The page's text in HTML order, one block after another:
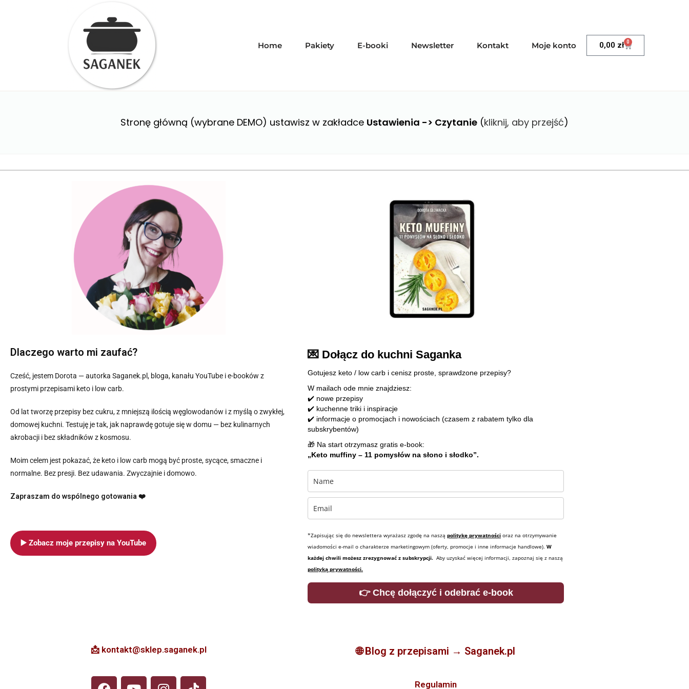
Home Pakiety E-booki Newsletter Kontakt Moje konto 0,00 zł 0
Stronę główną (wybrane DEMO) ustawisz w zakładce Ustawienia -> Czytanie (kliknij, aby przejść)
Dlaczego warto mi zaufać?
Cześć, jestem Dorota — autorka Saganek.pl, bloga, kanału YouTube i e-booków z
prostymi przepisami keto i low carb.
Od lat tworzę przepisy bez cukru, z mniejszą ilością węglowodanów i z myślą o zwykłej,
domowej kuchni. Testuję je tak, jak naprawdę gotuje się w domu — bez kulinarnych
akrobacji i bez składników z kosmosu.
Moim celem jest pokazać, że keto i low carb mogą być proste, sycące, smaczne i
normalne. Bez presji. Bez udawania. Zwyczajnie i domowo.
Zapraszam do wspólnego gotowania ❤️
▶️ Zobacz moje przepisy na YouTube
💌 Dołącz do kuchni Saganka
Gotujesz keto / low carb i cenisz proste, sprawdzone przepisy?
W mailach ode mnie znajdziesz:
✔️ nowe przepisy
✔️ kuchenne triki i inspiracje
✔️ informacje o promocjach i nowościach (czasem z rabatem tylko dla
subskrybentów)
🎁 Na start otrzymasz gratis e-book:
„Keto muffiny – 11 pomysłów na słono i słodko”.
*Zapisując się do newslettera wyrażasz zgodę na naszą politykę prywatności oraz na otrzymywanie
wiadomości e-mail o charakterze marketingowym (oferty, promocje i inne informacje handlowe). W
każdej chwili możesz zrezygnować z subskrypcji. Aby uzyskać więcej informacji, zapoznaj się z naszą
polityką prywatności.
👉 Chcę dołączyć i odebrać e-book
📩 kontakt@sklep.saganek.pl 🌐Blog z przepisami → Saganek.pl
Regulamin